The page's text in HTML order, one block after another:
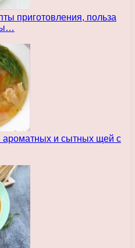
приготовления, польза
ароматных и сытных щей с